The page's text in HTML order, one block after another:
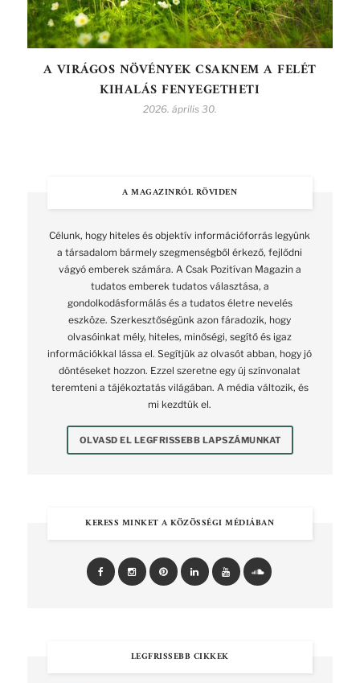
A VIRÁGOS NÖVÉNYEK CSAKNEM A FELÉT
KIHALÁS FENYEGETHETI
2026. április 30.
A MAGAZINRÓL RÖVIDEN
Célunk, hogy hiteles és objektív információforrás legyünk
a társadalom bármely szegmenségből érkező, fejlődni
vágyó emberek számára. A Csak Pozitívan Magazin a
tudatos emberek tudatos választása, a
gondolkodásformálás és a tudatos életre nevelés
eszköze. Szerkesztőségünk azon fáradozik, hogy
olvasóinkat mély, hiteles, minőségi, segítő és igaz
információkkal lássa el. Segítjük az olvasót abban, hogy jó
döntéseket hozzon. Ezzel szeretne egy új színvonalat
teremteni a tájékoztatás világában. A média változik, és
mi kezdtük el.
OLVASD EL LEGFRISSEBB LAPSZÁMUNKAT
KERESS MINKET A KÖZÖSSÉGI MÉDIÁBAN
LEGFRISSEBB CIKKEK